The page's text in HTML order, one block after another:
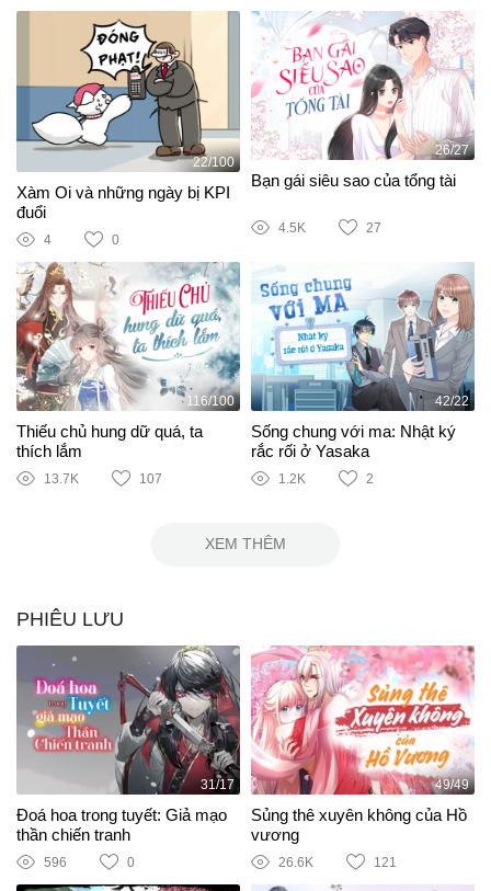
22/100
Xàm Oi và những ngày bị KPI
đuổi
4 0
26/27
Bạn gái siêu sao của tổng tài
4.5K 27
116/100
Thiếu chủ hung dữ quá, ta
thích lắm
13.7K 107
42/22
Sống chung với ma: Nhật ký
rắc rối ở Yasaka
1.2K 2
XEM THÊM
PHIÊU LƯU
31/17
Đoá hoa trong tuyết: Giả mạo
thần chiến tranh
596 0
49/49
Sủng thê xuyên không của Hồ
vương
26.6K 121